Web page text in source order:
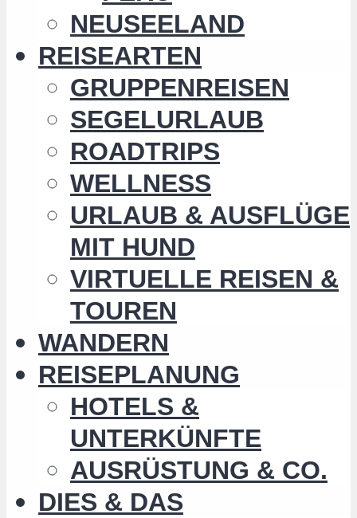
NEUSEELAND
REISEARTEN
GRUPPENREISEN
SEGELURLAUB
ROADTRIPS
WELLNESS
URLAUB & AUSFLÜGE
MIT HUND
VIRTUELLE REISEN &
TOUREN
WANDERN
REISEPLANUNG
HOTELS &
UNTERKÜNFTE
AUSRÜSTUNG & CO.
DIES & DAS